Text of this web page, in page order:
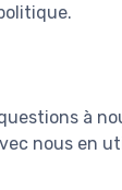
à
nous en